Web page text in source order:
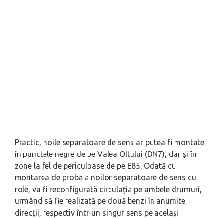
Practic, noile separatoare de sens ar putea fi montate
în punctele negre de pe Valea Oltului (DN7), dar și în
zone la fel de periculoase de pe E85. Odată cu
montarea de probă a noilor separatoare de sens cu
role, va fi reconfigurată circulația pe ambele drumuri,
urmând să fie realizată pe două benzi în anumite
direcții, respectiv într-un singur sens pe același